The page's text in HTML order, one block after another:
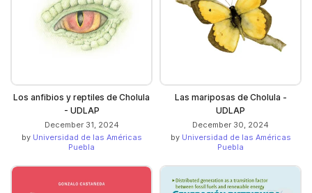
Los anfibios y reptiles de Cholula
- UDLAP
December 31, 2024
by Universidad de las Américas
Puebla
Las mariposas de Cholula -
UDLAP
December 30, 2024
by Universidad de las Américas
Puebla